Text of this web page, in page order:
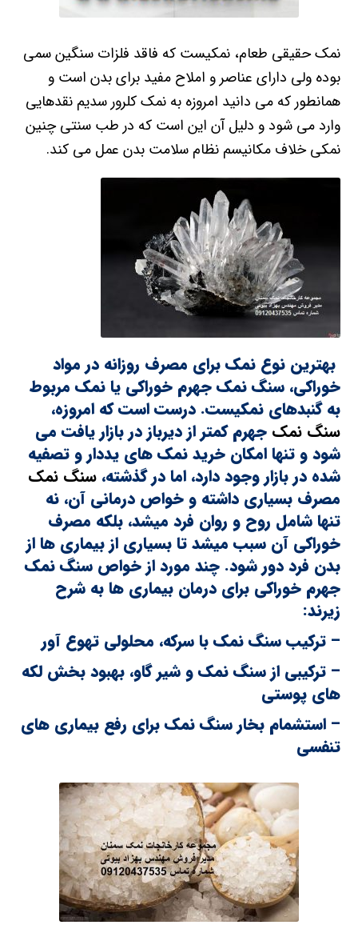
نمک حقیقی طعام، نمکیست که فاقد فلزات سنگین سمی
بوده ولی دارای عناصر و املاح مفید برای بدن است و
همانطور که می دانید امروزه به نمک کلرور سدیم نقدهایی
وارد می شود و دلیل آن این است که در طب سنتی چنین
نمکی خلاف مکانیسم نظام سلامت‌ بدن عمل می کند.
بهترین نوع نمک برای مصرف روزانه در مواد
خوراکی، سنگ نمک جهرم خوراکی یا نمک مربوط
به گنبدهای نمکیست. درست است که امروزه،
سنگ نمک جهرم کمتر از دیرباز در بازار یافت می
شود و تنها امکان خرید نمک های یددار و تصفیه
شده در بازار وجود دارد، اما در گذشته،سنگ نمک
مصرف بسیاری داشته و خواص درمانی آن، نه
تنها شامل روح و روان فرد میشد، بلکه مصرف
خوراکی آن سبب میشد تا بسیاری از بیماری ها از
بدن فرد دور شود. چند مورد از خواص سنگ نمک
جهرم خوراکی برای درمان بیماری ها به شرح
زیرند:
– ترکیب سنگ نمک با سرکه، محلولی تهوع آور
– ترکیبی از سنگ نمک و شیر گاو، بهبود بخش لکه
های پوستی
– استشمام بخار سنگ نمک برای رفع بیماری های
تنفسی